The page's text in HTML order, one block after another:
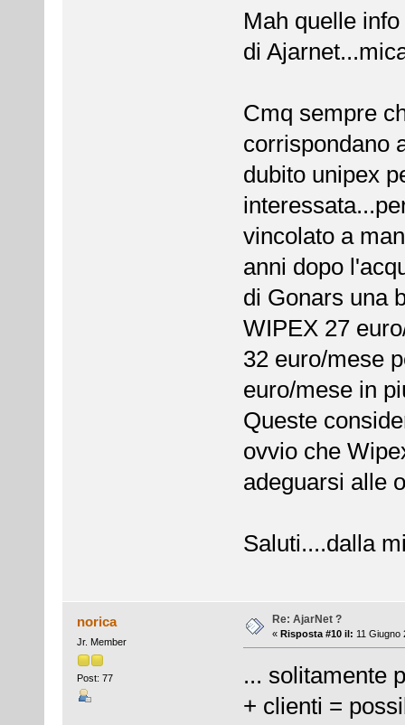
Mah quelle
di
Cmq sempre
corrispondano
dubito unipex
vincolato a
anni dopo
di Gonars una
WIPEX 27
32 euro/mese
euro/mese in
Queste
ovvio che
adeguarsi alle
Saluti....dalla
norica
Jr. Member
Post: 77
Re: AjarNet ?
« Risposta #10 il: 11 Giugno
... solitamente
+ clienti =